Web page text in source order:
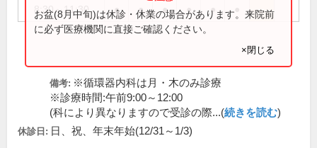
8:30～11:30 ● ● ● ● ●
お盆(8月中旬)は休診・休業の場合があります。来院前
に必ず医療機関に直接ご確認ください。
×閉じる
備考: ※循環器内科は月・木のみ診療
※診療時間:午前9:00～12:00
(科により異なりますので受診の際...(続きを読む)
休診日: 日、祝、年末年始(12/31～1/3)